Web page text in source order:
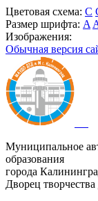
Цветовая схема: C
Размер шрифта: A
Изображения:
Обычная версия
Муниципальное
образования
города
Дворец